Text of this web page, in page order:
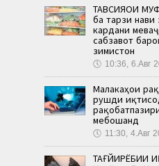
ТАВСИЯҲОИ
ба тарзи нави
кардани
сабзавот
зимистон
🕔 10:36, 6.Авг
Малакаҳои
рушди
мебошанд
🕔 11:30, 4.Авг
ТАҒЙИРЁБИИ